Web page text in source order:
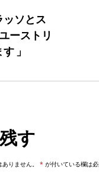
ッソとス
ーストリ
」
す
りません。 * が付いている欄は